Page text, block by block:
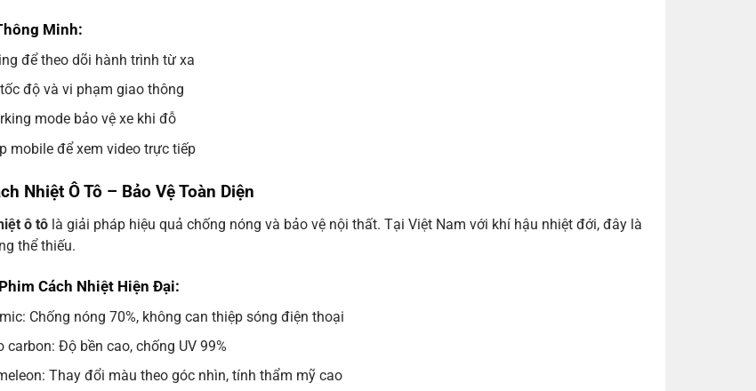
Minh:
để theo dõi hành trình từ xa
độ và vi phạm giao thông
mode bảo vệ xe khi đỗ
mobile để xem video trực tiếp
Nhiệt Ô Tô – Bảo Vệ Toàn Diện
ô tô là giải pháp hiệu quả chống nóng và bảo vệ nội thất. Tại Việt Nam với khí hậu nhiệt đới, đây là
thể thiếu.
Cách Nhiệt Hiện Đại:
Chống nóng 70%, không can thiệp sóng điện thoại
carbon: Độ bền cao, chống UV 99%
Thay đổi màu theo góc nhìn, tính thẩm mỹ cao